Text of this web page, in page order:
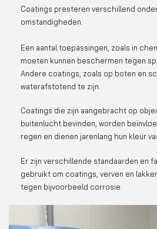
Coatings presteren verschillend
omstandigheden.
Een aantal toepassingen, zoals in
moeten kunnen beschermen tegen
Andere coatings, zoals op boten en
waterafstotend te zijn.
Coatings die zijn aangebracht op
buitenlucht bevinden, worden
regen en dienen jarenlang hun kleur
Er zijn verschillende standaarden en
gebruikt om coatings, verven en
tegen bijvoorbeeld corrosie.